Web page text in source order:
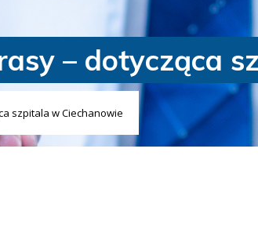
– dotycząca
szpitala w Ciechanowie